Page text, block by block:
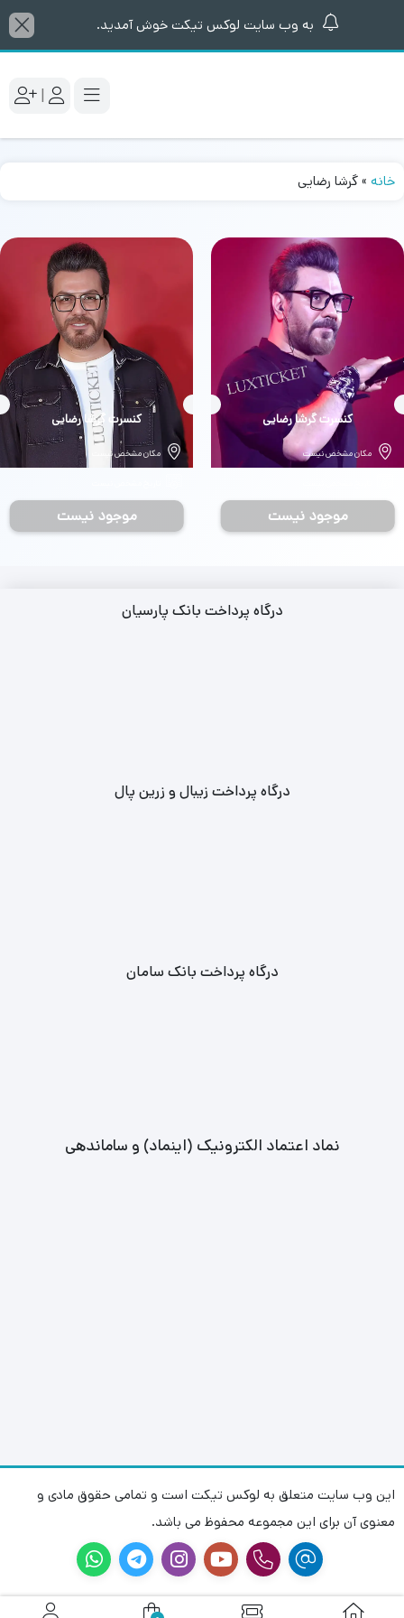
به وب سایت لوکس تیکت خوش آمدید.
|
خانه »گرشا رضایی
بلیط
کنسرت گرشا رضایی
مکان مشخص نیست
موجود نیست
بلیط
کنسرت گرشا رضایی
مکان مشخص نیست
موجود نیست
درگاه پرداخت بانک پارسیان
درگاه پرداخت زیبال و زرین پال
درگاه پرداخت بانک سامان
نماد اعتماد الکترونیک (اینماد) و ساماندهی
این وب سایت متعلق به لوکس تیکت است و تمامی حقوق مادی و
معنوی آن برای این مجموعه محفوظ می باشد.